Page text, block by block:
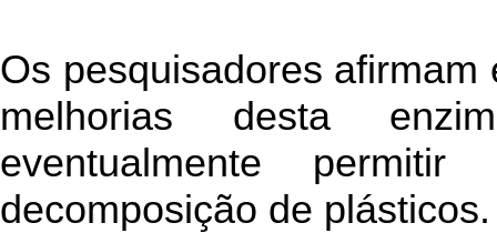
Os pesquisadores
melhorias desta
eventualmente
decomposição de plásticos.